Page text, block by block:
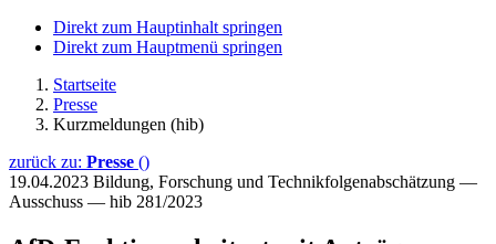
Direkt zum Hauptinhalt springen
Direkt zum Hauptmenü springen
Startseite
Presse
Kurzmeldungen (hib)
zurück zu: Presse ()
19.04.2023 Bildung, Forschung und Technikfolgenabschätzung —
Ausschuss — hib 281/2023